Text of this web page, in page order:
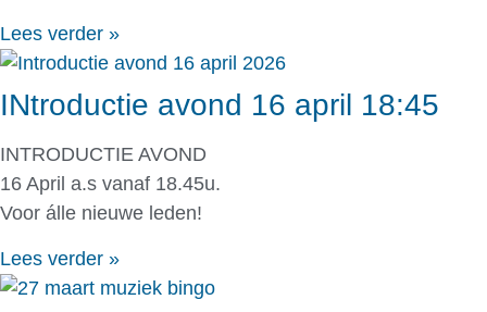
Lees verder »
INtroductie avond 16 april 18:45
INTRODUCTIE AVOND
16 April a.s vanaf 18.45u.
Voor álle nieuwe leden!
Lees verder »